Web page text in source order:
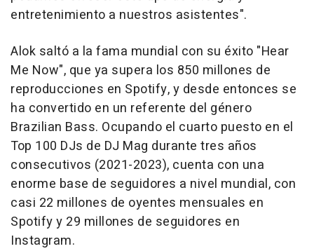
entretenimiento a nuestros asistentes".
Alok saltó a la fama mundial con su éxito "Hear
Me Now", que ya supera los 850 millones de
reproducciones en Spotify, y desde entonces se
ha convertido en un referente del género
Brazilian Bass. Ocupando el cuarto puesto en el
Top 100 DJs de DJ Mag durante tres años
consecutivos (2021-2023), cuenta con una
enorme base de seguidores a nivel mundial, con
casi 22 millones de oyentes mensuales en
Spotify y 29 millones de seguidores en
Instagram.